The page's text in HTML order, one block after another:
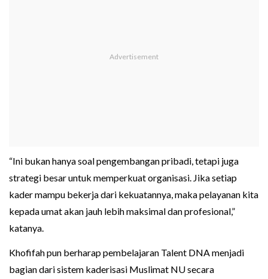
“Ini bukan hanya soal pengembangan pribadi, tetapi juga
strategi besar untuk memperkuat organisasi. Jika setiap
kader mampu bekerja dari kekuatannya, maka pelayanan kita
kepada umat akan jauh lebih maksimal dan profesional,”
katanya.
Khofifah pun berharap pembelajaran Talent DNA menjadi
bagian dari sistem kaderisasi Muslimat NU secara